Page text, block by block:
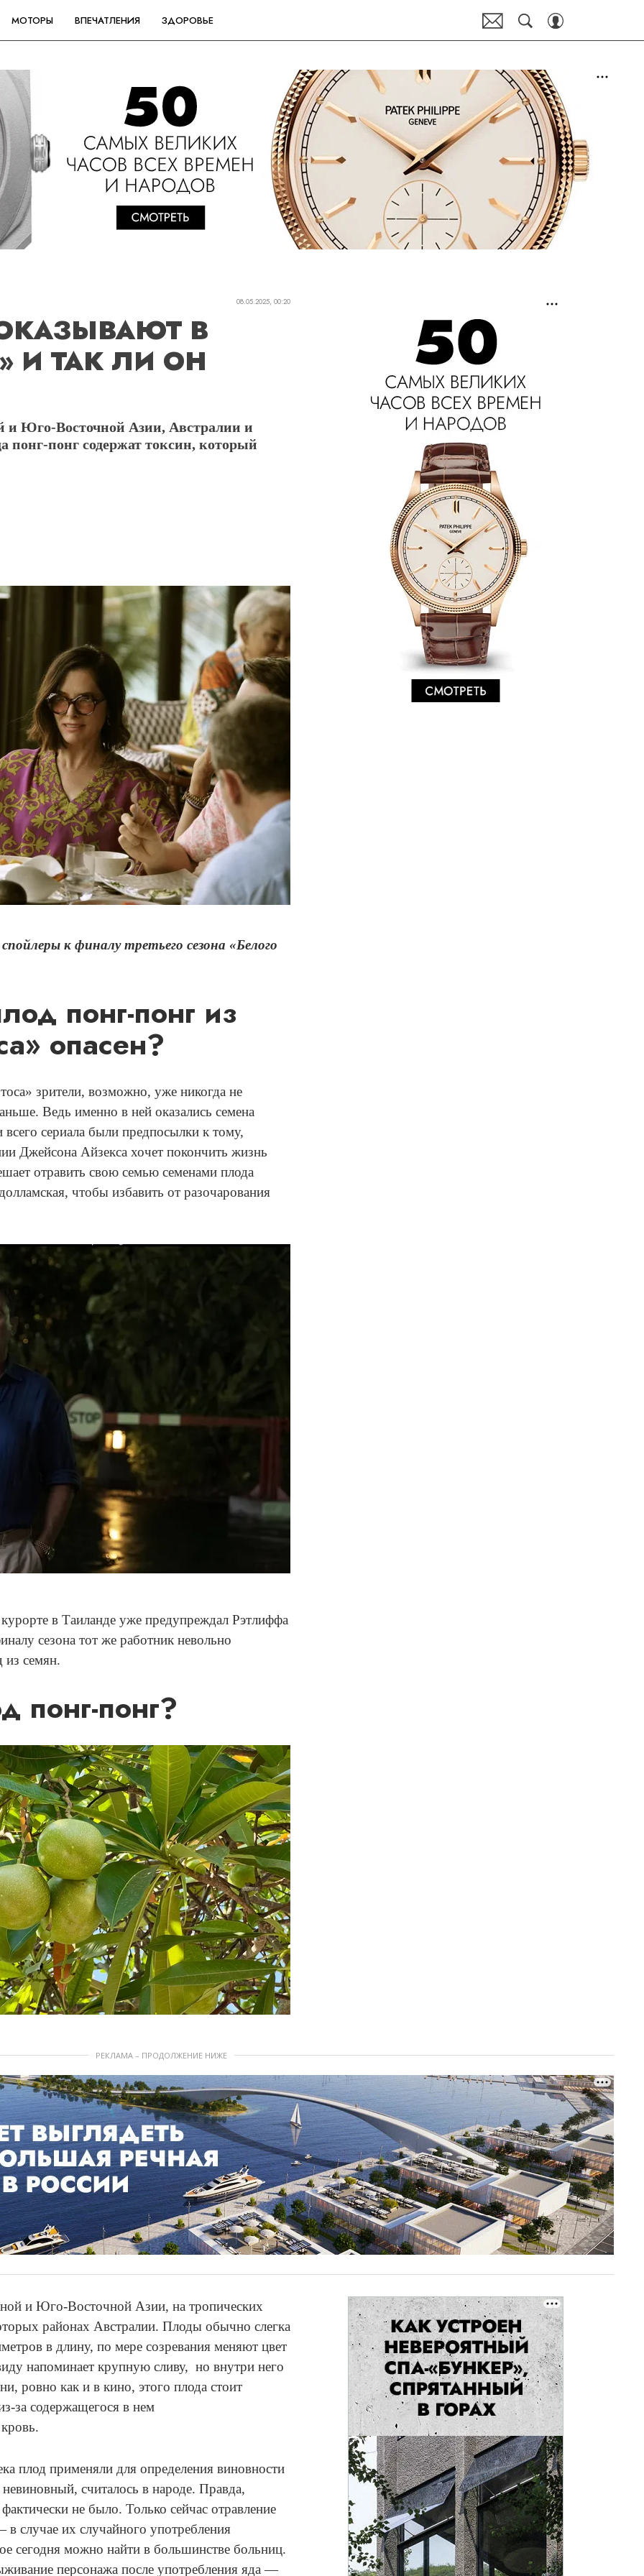
МОТОРЫ ВПЕЧАТЛЕНИЯ ЗДОРОВЬЕ
08.05.2025, 00:20
В
И ТАК ЛИ ОН
Юго-Восточной Азии, Австралии и
понг-понг содержат токсин, который
к финалу третьего сезона «Белого
понг-понг из
опасен?
зрители, возможно, уже никогда не
Ведь именно в ней оказались семена
сериала были предпосылки к тому,
Джейсона Айзекса хочет покончить жизнь
отравить свою семью семенами плода
чтобы избавить от разочарования
в Таиланде уже предупреждал Рэтлиффа
сезона тот же работник невольно
из семян.
понг-понг?
РЕКЛАМА – ПРОДОЛЖЕНИЕ НИЖЕ
и Юго-Восточной Азии, на тропических
районах Австралии. Плоды обычно слегка
в длину, по мере созревания меняют цвет
напоминает крупную сливу, но внутри него
ровно как и в кино, этого плода стоит
за содержащегося в нем
кровь.
плод применяли для определения виновности
считалось в народе. Правда,
не было. Только сейчас отравление
случае их случайного употребления
сегодня можно найти в большинстве больниц.
персонажа после употребления яда —